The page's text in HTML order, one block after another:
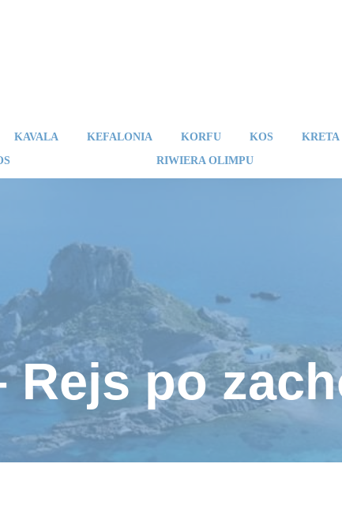
KAVALA KEFALONIA KORFU KOS KRETA
RIWIERA OLIMPU
Rejs po